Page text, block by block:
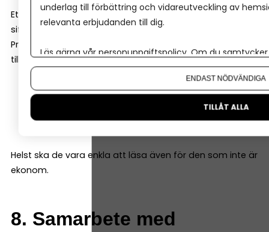
Ett bra bokföringsprogram ska inte bara registrera
siffror – det ska också hjälpa dig att förstå ekonomin.
Programmet ska därför kunna ge dig tydliga rapporter,
till exempel:
resultatrapport
kassaflödesrapport
Helst ska de vara enkla att läsa även för den som inte är
ekonom.
8. Samarbete med
underlag till förbättring och vidareutveckling av
relevanta erbjudanden till dig.
Läs gärna vår personuppgiftspolicy. Om du
Om du vill ändra ditt val i efterhand hittar du den
ENDAST NÖDVÄNDIGA
TILLÅT ALLA